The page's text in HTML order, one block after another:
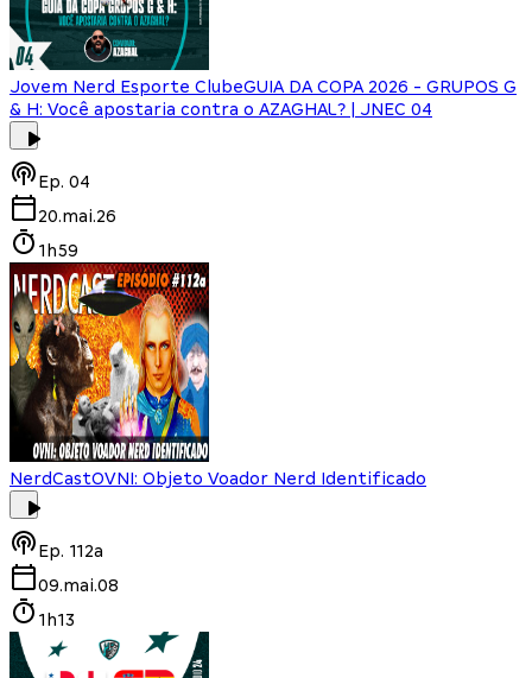
Jovem Nerd Esporte ClubeGUIA DA COPA 2026 - GRUPOS G
& H: Você apostaria contra o AZAGHAL? | JNEC 04
Ep. 04
20.mai.26
1h59
NerdCastOVNI: Objeto Voador Nerd Identificado
Ep. 112a
09.mai.08
1h13